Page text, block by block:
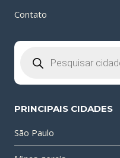
Contato
produtos
PRINCIPAIS CIDADES
São Paulo